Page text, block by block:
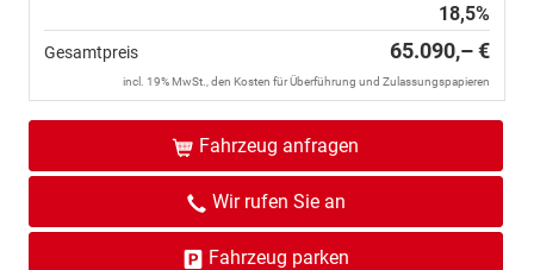
18,5%
Gesamtpreis 65.090,– €
incl. 19% MwSt., den Kosten für Überführung und Zulassungspapieren
Fahrzeug anfragen
Wir rufen Sie an
Fahrzeug parken